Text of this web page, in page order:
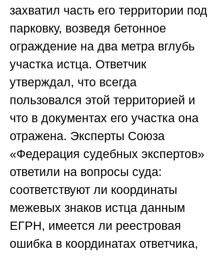
захватил часть его территории под
парковку, возведя бетонное
ограждение на два метра вглубь
участка истца. Ответчик
утверждал, что всегда
пользовался этой территорией и
что в документах его участка она
отражена. Эксперты Союза
«Федерация судебных экспертов»
ответили на вопросы суда:
соответствуют ли координаты
межевых знаков истца данным
ЕГРН, имеется ли реестровая
ошибка в координатах ответчика,